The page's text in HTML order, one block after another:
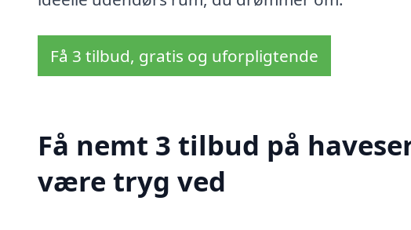
Få 3 tilbud, gratis og uforpligtende
Få nemt 3 tilbud på
være tryg ved